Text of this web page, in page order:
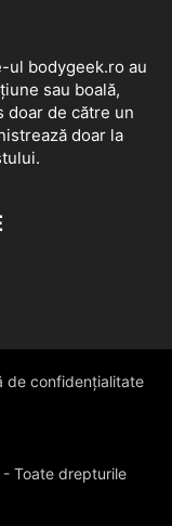
ul bodygeek.ro au
sau boală,
doar de către un
doar la
de confidențialitate
Toate drepturile